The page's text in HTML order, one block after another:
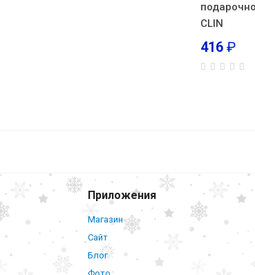
CLIN
416 ₽
Приложения
Магазин
Сайт
Блог